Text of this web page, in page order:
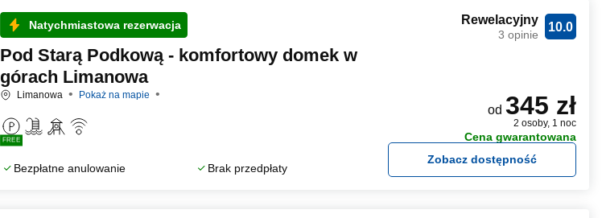
Natychmiastowa rezerwacja
Pod Starą Podkową - komfortowy domek w
górach Limanowa
Limanowa Pokaż na mapie
FREE
Bezpłatne anulowanie Brak przedpłaty
10.0
Rewelacyjny
3 opinie
od 345 zł
2 osoby, 1 noc
Cena gwarantowana
Zobacz dostępność